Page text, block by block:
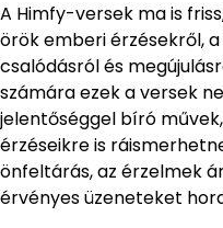
A Himfy-versek ma is
örök emberi érzésekről,
csalódásról és
számára ezek a versek
jelentőséggel bíró
érzéseikre is
önfeltárás, az érzelmek
érvényes üzeneteket